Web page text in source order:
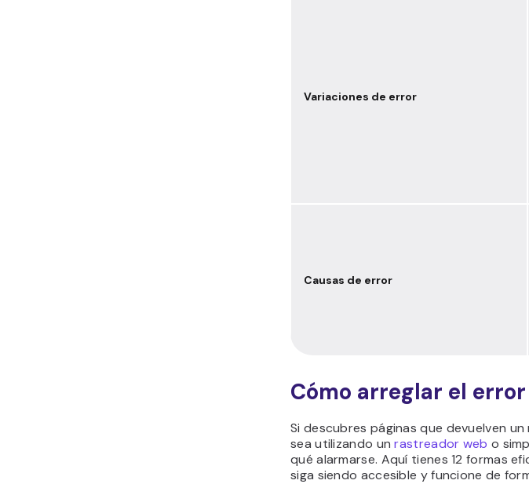
Variaciones de error
Causas de error
Cómo arreglar el
Si descubres páginas que devuelven
sea utilizando unrastreador web o
qué alarmarse. Aquí tienes 12 formas
siga siendo accesible y funcione de